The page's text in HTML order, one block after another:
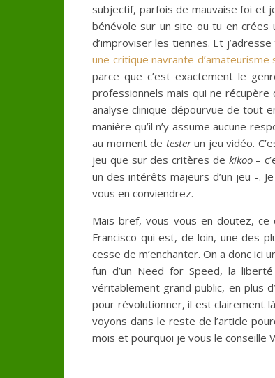
subjectif, parfois de mauvaise foi et
bénévole sur un site ou tu en crées
d’improviser les tiennes. Et
une critique navrante d’amateurisme
parce que c’est exactement le
professionnels mais qui ne
analyse clinique dépourvue de tout
manière qu’il n’y assume aucune
au moment de testerun jeu vidéo.
jeu que sur des critères de kikoo–
un des intérêts majeurs d’un jeu -.
vous en conviendrez.
Mais bref, vous vous en doutez,
Francisco qui est, de loin, une des
cesse de m’enchanter. On a donc ici
fun d’un Need for Speed, la
véritablement grand public, en plus
pour révolutionner, il est clairement
voyons dans le reste de l’article
mois et pourquoi je vous le conseille